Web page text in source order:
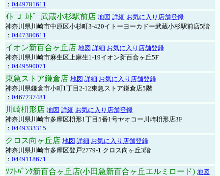
： 0449781611
ｲﾄｰﾖｰｶﾄﾞｰ武蔵小杉駅前店 地図 詳細 お気に入り店舗登録
神奈川県川崎市中原区小杉町3-420イトーヨーカドー武蔵小杉駅前店5階
： 0447380611
イオン新百合ヶ丘店 地図 詳細 お気に入り店舗登録
神奈川県川崎市麻生区上麻生1-19イオン新百合ヶ丘5F
： 0449590071
東急ストア鎌倉店 地図 詳細 お気に入り店舗登録
神奈川県鎌倉市小町1丁目2-12東急ストア鎌倉店5階
： 0467237481
川崎枡形店 地図 詳細 お気に入り店舗登録
神奈川県川崎市多摩区枡形1丁目5番1号ヤオコー川崎枡形店3F
： 0449333315
クロス向ヶ丘店 地図 詳細 お気に入り店舗登録
神奈川県川崎市多摩区登戸2779-1 クロス向ヶ丘3階
： 0449118671
ｿﾌﾄﾊﾞﾝｸ新百合ヶ丘店(小田急新百合ヶ丘エルミロード) 地図